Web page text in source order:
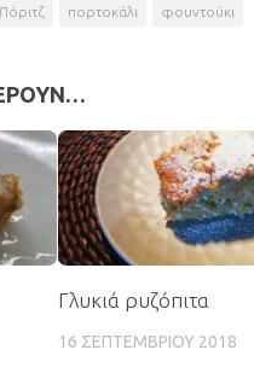
Πόριτζ πορτοκάλι φουντούκι
Γλυκιά ρυζόπιτα
16 ΣΕΠΤΕΜΒΡΊΟΥ 2018